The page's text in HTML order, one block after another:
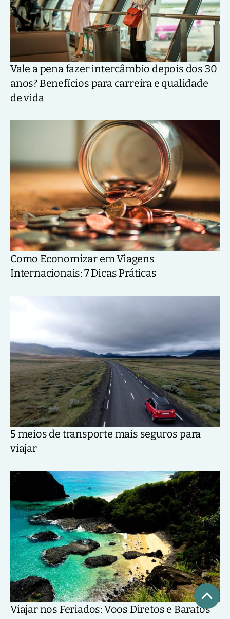
Vale a pena fazer intercâmbio depois dos 30
anos? Benefícios para carreira e qualidade
de vida
Como Economizar em Viagens
Internacionais: 7 Dicas Práticas
5 meios de transporte mais seguros para
viajar
Viajar nos Feriados: Voos Diretos e Baratos